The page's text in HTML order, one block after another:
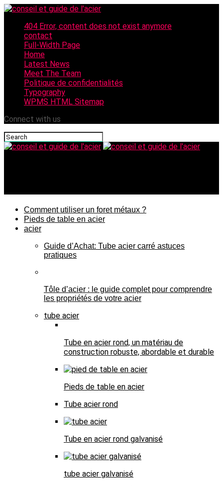
404 Error, content does not exist anymore
contact
Full-Width Page
Home
Latest News
Meet The Team
Politique de confidentialités
Typography
WPMS HTML Sitemap
Connect with us
Comment utiliser un foret métaux ?
Pieds de table en acier
acier
Guide d’Achat: Tube acier carré astuces
pratiques
Tôle d’acier : le guide complet pour comprendre
les propriétés de votre acier
tube acier
Tube en acier rond, un matériau de
construction robuste, abordable et durable
Pieds de table en acier
Tube acier rond
Tube en acier rond galvanisé
tube acier galvanisé